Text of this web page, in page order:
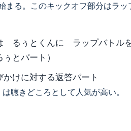
まる。このキックオフ部分はラ
は るぅとくんに ラップバト
とパート）
かけに対する返答パート
聴きどころとして人気が高い。